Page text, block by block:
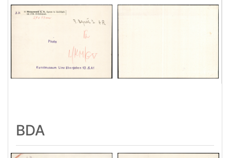
BDA